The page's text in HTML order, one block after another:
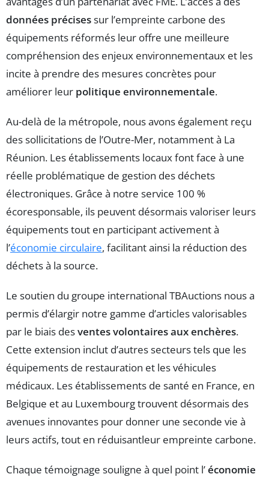
données précisessur l’empreinte carbone des
équipements réformés leur offre une meilleure
compréhension des enjeux environnementaux et les
incite à prendre des mesures concrètes pour
améliorer leur politique environnementale.
Au-delà de la métropole, nous avons également reçu
des sollicitations de l’Outre-Mer, notamment à La
Réunion. Les établissements locaux font face à une
réelle problématique de gestion des déchets
électroniques. Grâce à notre service 100 %
écoresponsable, ils peuvent désormais valoriser leurs
équipements tout en participant activement à
l’économie circulaire, facilitant ainsi la réduction des
déchets à la source.
Le soutien du groupe international TBAuctions nous a
permis d’élargir notre gamme d’articles valorisables
par le biais desventes volontaires aux enchères.
Cette extension inclut d’autres secteurs tels que les
équipements de restauration et les véhicules
médicaux. Les établissements de santé en France, en
Belgique et au Luxembourg trouvent désormais des
avenues innovantes pour donner une seconde vie à
leurs actifs, tout en réduisantleur empreinte carbone.
Chaque témoignage souligne à quel point l’économie